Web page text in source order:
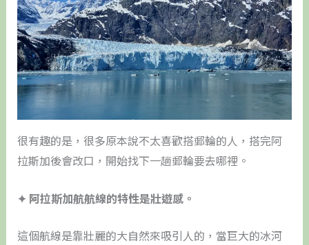
很有趣的是，很多原本說不太喜歡搭郵輪的人，搭完阿
拉斯加後會改口，開始找下一趟郵輪要去哪裡。
✦ 阿拉斯加航航線的特性是壯遊感。
這個航線是靠壯麗的大自然來吸引人的，當巨大的冰河